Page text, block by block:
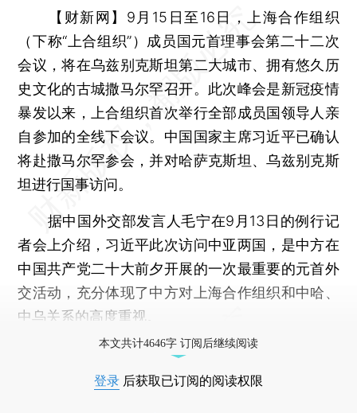
【财新网】 9月15日至16日，上海合作组织
（下称“上合组织”）成员国元首理事会第二十二次
会议，将在乌兹别克斯坦第二大城市、拥有悠久历
史文化的古城撒马尔罕召开。此次峰会是新冠疫情
暴发以来，上合组织首次举行全部成员国领导人亲
自参加的全线下会议。中国国家主席习近平已确认
将赴撒马尔罕参会，并对哈萨克斯坦、乌兹别克斯
坦进行国事访问。
据中国外交部发言人毛宁在9月13日的例行记
者会上介绍，习近平此次访问中亚两国，是中方在
中国共产党二十大前夕开展的一次最重要的元首外
交活动，充分体现了中方对上海合作组织和中哈、
中乌关系的高度重视。
本文共计4646字 订阅后继续阅读
登录 后获取已订阅的阅读权限